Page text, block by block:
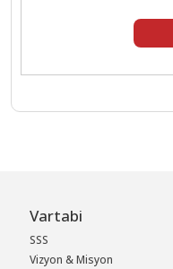
Vartabi
SSS
Vizyon & Misyon